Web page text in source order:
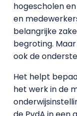
hogescholen
en
belangrijke
begroting.
ook de
Het helpt
het werk in de